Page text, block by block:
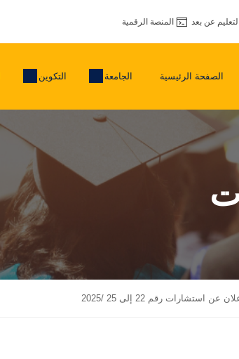
التعليم عن بعد المنصة الرقمية
الصفحة الرئيسية الجامعة التكوين
استشارات رقم 22 إلى 25 /2025